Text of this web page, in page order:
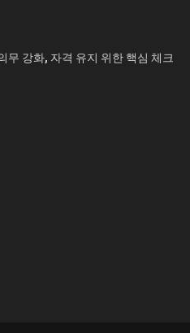
무 강화, 자격 유지 위한 핵심 체크